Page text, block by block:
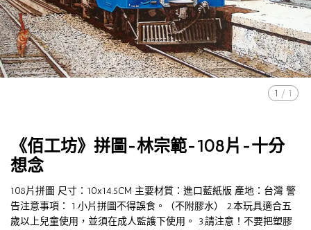
1 / 1
《佰工坊》拼圖-林宗範-108片-十分
想念
108片拼圖 尺寸：10x14.5CM 主要材質：進口藍紙版 產地：台灣 警
告注意事項： 1.小片拼圖不得誤食。（不附膠水） 2.本玩具適合五
歲以上兒童使用，並須在成人監護下使用。 3.請注意！不要把塑膠